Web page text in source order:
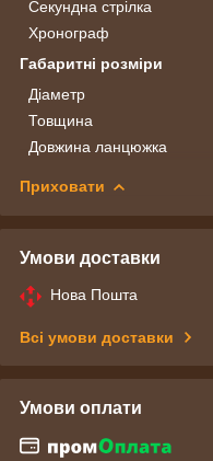
Секундна стрілка
Хронограф
Габаритні розміри
Діаметр
Товщина
Довжина ланцюжка
Приховати
Умови доставки
Нова Пошта
Всі умови доставки
Умови оплати